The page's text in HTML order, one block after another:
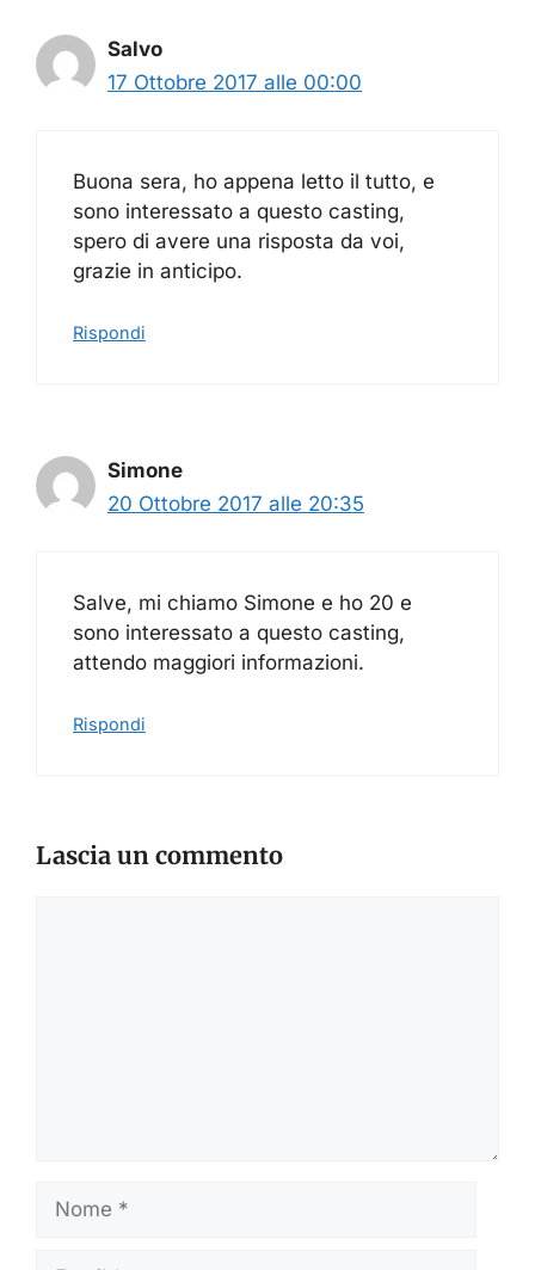
Salvo
17 Ottobre 2017 alle 00:00
Buona sera, ho appena letto il tutto, e
sono interessato a questo casting,
spero di avere una risposta da voi,
grazie in anticipo.
Rispondi
Simone
20 Ottobre 2017 alle 20:35
Salve, mi chiamo Simone e ho 20 e
sono interessato a questo casting,
attendo maggiori informazioni.
Rispondi
Lascia un commento
Nome
Email